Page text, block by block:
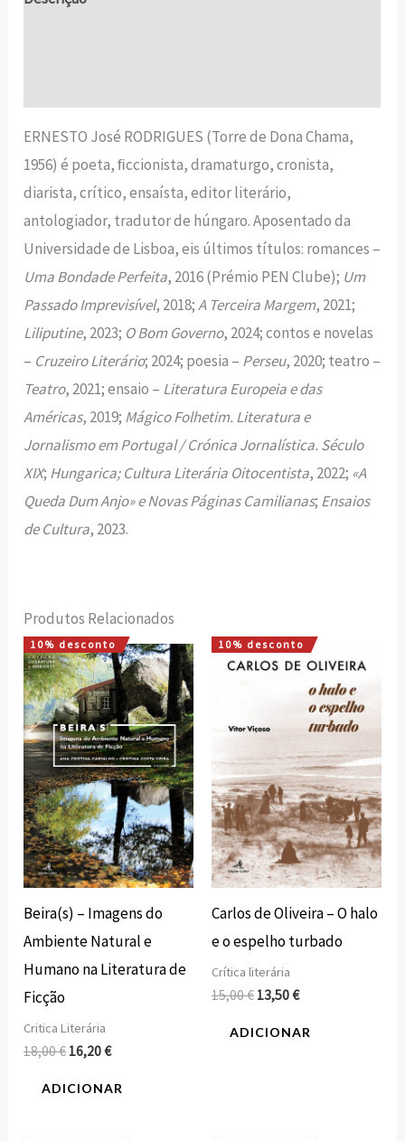
ERNESTO José RODRIGUES (Torre de Dona Chama,
1956) é poeta, ﬁccionista, dramaturgo, cronista,
diarista, crítico, ensaísta, editor literário,
antologiador, tradutor de húngaro. Aposentado da
Universidade de Lisboa, eis últimos títulos: romances –
Uma Bondade Perfeita, 2016 (Prémio PEN Clube); Um
Passado Imprevisível, 2018;A Terceira Margem, 2021;
Liliputine, 2023; O Bom Governo, 2024; contos e novelas
– Cruzeiro Literário; 2024; poesia – Perseu, 2020; teatro –
Teatro, 2021; ensaio – Literatura Europeia e das
Américas, 2019; Mágico Folhetim. Literatura e
Jornalismo em Portugal / Crónica Jornalística. Século
XIX; Hungarica; Cultura Literária Oitocentista, 2022; «A
Queda Dum Anjo» e Novas Páginas Camilianas; Ensaios
de Cultura, 2023.
Produtos Relacionados
10% desconto
Beira(s) – Imagens do
Ambiente Natural e
Humano na Literatura de
Ficção
Critica Literária
18,00€
O
preço
original
era:
18,00 €.
16,20€
O
preço
atual
16,20 €.
ADICIONAR
10% desconto
Carlos de Oliveira – O halo
e o espelho turbado
Crítica literária
15,00€
O
preço
13,50€
O
preço
atual
13,50 €.
ADICIONAR